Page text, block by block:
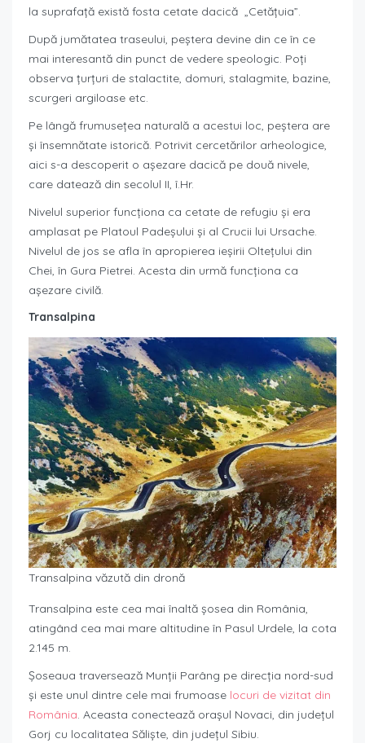
la suprafață există fosta cetate dacică „Cetățuia”.
După jumătatea traseului, peștera devine din ce în ce
mai interesantă din punct de vedere speologic. Poți
observa țurțuri de stalactite, domuri, stalagmite, bazine,
scurgeri argiloase etc.
Pe lângă frumusețea naturală a acestui loc, peștera are
și însemnătate istorică. Potrivit cercetărilor arheologice,
aici s-a descoperit o așezare dacică pe două nivele,
care datează din secolul II, î.Hr.
Nivelul superior funcționa ca cetate de refugiu și era
amplasat pe Platoul Padeșului și al Crucii lui Ursache.
Nivelul de jos se afla în apropierea ieșirii Oltețului din
Chei, în Gura Pietrei. Acesta din urmă funcționa ca
așezare civilă.
Transalpina
Transalpina văzută din dronă
Transalpina este cea mai înaltă șosea din România,
atingând cea mai mare altitudine în Pasul Urdele, la cota
2.145 m.
Șoseaua traversează Munții Parâng pe direcția nord-sud
și este unul dintre cele mai frumoase locuri de vizitat din
România. Aceasta conectează orașul Novaci, din județul
Gorj cu localitatea Săliște, din județul Sibiu.